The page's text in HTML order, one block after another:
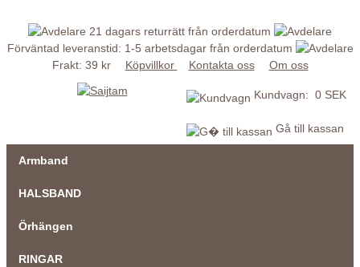
21 dagars returrätt från orderdatum
Förväntad leveranstid: 1-5 arbetsdagar från orderdatum
Frakt: 39 kr
Köpvillkor Kontakta oss Om oss
Kundvagn: 0 SEK
Gå till kassan
Armband
HALSBAND
Örhängen
RINGAR